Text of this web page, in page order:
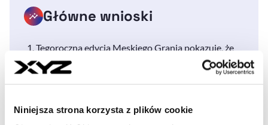
Niniejsza strona korzysta z plików cookie
Główne wnioski
Tegoroczna edycja Męskiego Grania pokazuje, że
marka nie boi się łamać własnych schematów i
świadomie rozwija formułę wydarzenia. Premiera
tylko muzyczna ciekawostka, ale przede wszystkim
dowód na rosnące ambicje projektu. Organizatorzy